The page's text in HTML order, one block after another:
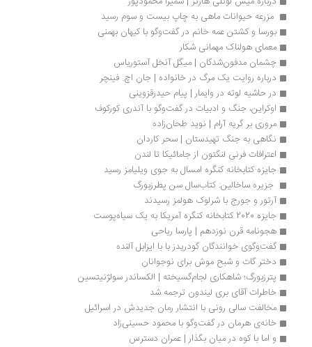
مزرعه حیوانات ماهی به چاپ بیست و سوم رسید
بورسا و کشتن عمه خانم در گفت‌وگو با کیهان بهمنی
معمای هولناک مهمانی شکار
چشمان مدفون‌شدگان | میگل آنخل آستوریاس
درباره روایت یک مرگ در خانواده | جان اچ. فینچر
در حاشیه لوته در وایمار | پیام حیدرقزوینی
اوکراین، جنگ و ادبیات در گفت‌وگو با آندری کورکوف
مروری بر گریه آرام | نوید طحان‌زاده
نگاهی به جنگ تهیدستان | سحر کاردان
اعترافات فرنی لنگتون از جامائیکا تا لندن
جایزه کتابخانه کنگره امسال به جوی ویلیامز رسید
جزیره ساخالین: کتاب‌سال سن پطرزبورگ
آرتور و جورج با شرلوک هولمز رسیدند
جایزه 2020 کتابخانه کنگره آمریکا به یک سیاه‌پوست
هجونامه قرن نوزدهم | پارسا ریاحی
گفت‌وگوی خوانندگان گودریدز با با ایزابل آلنده
دختر گات و شبح موش برای نوجوانان
پترزبورگ؛ شاهکاری لجام‌گسیخته | الکساند‌‌‌‌ر سولژنیتسین
خاطرات آقای بری لیندون ترجمه شد
مخالفت سالی رونی با انتشار رمان جدیدش در اسرائیل
خانه‌ی هرمان در گفت‌وگو با محمود حسینی‌زاد
و اما با کوه در میان بگذار | عمران دسترس